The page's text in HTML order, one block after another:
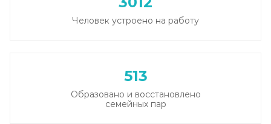
Человек устроено на работу
513
Образовано и восстановлено
семейных пар